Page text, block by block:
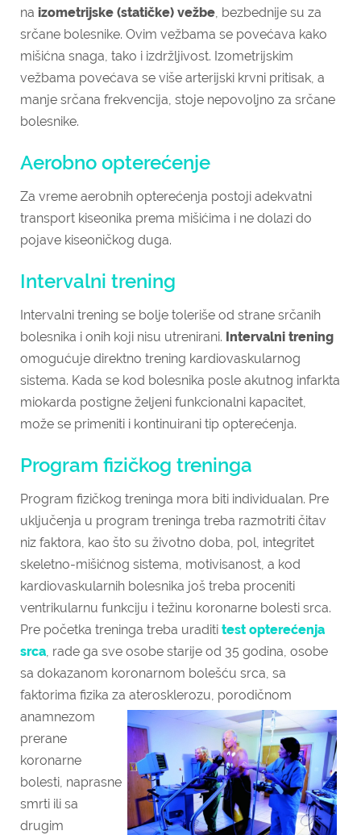
na izometrijske (statičke) vežbe, bezbednije su za
srčane bolesnike. Ovim vežbama se povećava kako
mišićna snaga, tako i izdržljivost. Izometrijskim
vežbama povećava se više arterijski krvni pritisak, a
manje srčana frekvencija, stoje nepovoljno za srčane
bolesnike.
Aerobno opterećenje
Za vreme aerobnih opterećenja postoji adekvatni
transport kiseonika prema mišićima i ne dolazi do
pojave kiseoničkog duga.
Intervalni trening
Intervalni trening se bolje toleriše od strane srčanih
bolesnika i onih koji nisu utrenirani. Intervalni trening
omogućuje direktno trening kardiovaskularnog
sistema. Kada se kod bolesnika posle akutnog infarkta
miokarda postigne željeni funkcionalni kapacitet,
može se primeniti i kontinuirani tip opterećenja.
Program fizičkog treninga
Program fizičkog treninga mora biti individualan. Pre
uključenja u program treninga treba razmotriti čitav
niz faktora, kao što su životno doba, pol, integritet
skeletno-mišićnog sistema, motivisanost, a kod
kardiovaskularnih bolesnika još treba proceniti
ventrikularnu funkciju i težinu koronarne bolesti srca.
Pre početka treninga treba uraditi test opterećenja
srca, rade ga sve osobe starije od 35 godina, osobe
sa dokazanom koronarnom bolešću srca, sa
faktorima fizika za aterosklerozu, porodičnom
anamnezom
prerane
koronarne
bolesti, naprasne
smrti ili sa
drugim